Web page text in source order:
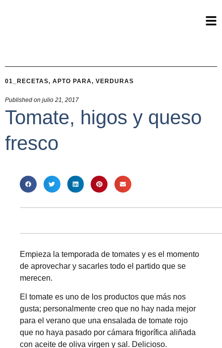
01_RECETAS, APTO PARA, VERDURAS
Published on julio 21, 2017
Tomate, higos y queso
fresco
Empieza la temporada de tomates y es el momento
de aprovechar y sacarles todo el partido que se
merecen.
El tomate es uno de los productos que más nos
gusta; personalmente creo que no hay nada mejor
para el verano que una ensalada de tomate rojo
que no haya pasado por cámara frigorífica aliñada
con aceite de oliva virgen y sal. Delicioso.